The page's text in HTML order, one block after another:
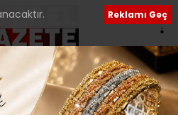
Reklamı Geç